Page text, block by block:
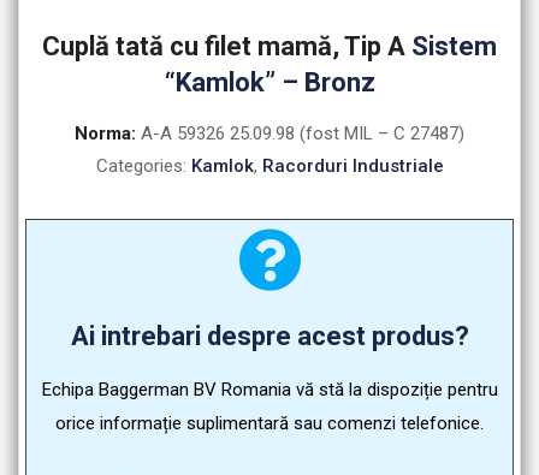
Cuplă tată cu filet mamă, Tip A Sistem
“Kamlok” – Bronz
Norma: A-A 59326 25.09.98 (fost MIL – C 27487)
Categories: Kamlok, Racorduri Industriale
Ai intrebari despre acest produs?
Echipa Baggerman BV Romania vă stă la dispoziție pentru
orice informație suplimentară sau comenzi telefonice.